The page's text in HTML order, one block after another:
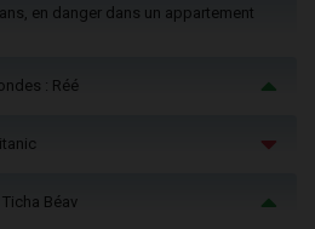
ans, en danger dans un appartement
: Réé
Béav